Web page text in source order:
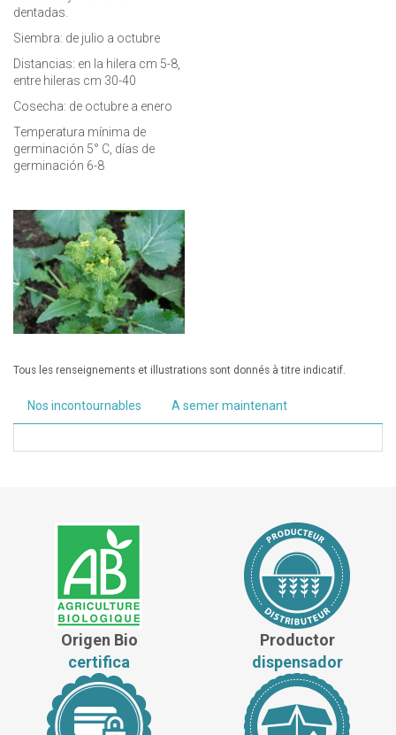
dentadas.
Siembra: de julio a octubre
Distancias: en la hilera cm 5-8,
entre hileras cm 30-40
Cosecha: de octubre a enero
Temperatura mínima de
germinación 5° C, días de
germinación 6-8
Tous les renseignements et illustrations sont donnés à titre indicatif.
Nos incontournables A semer maintenant
Origen Bio
certifica
Productor
dispensador